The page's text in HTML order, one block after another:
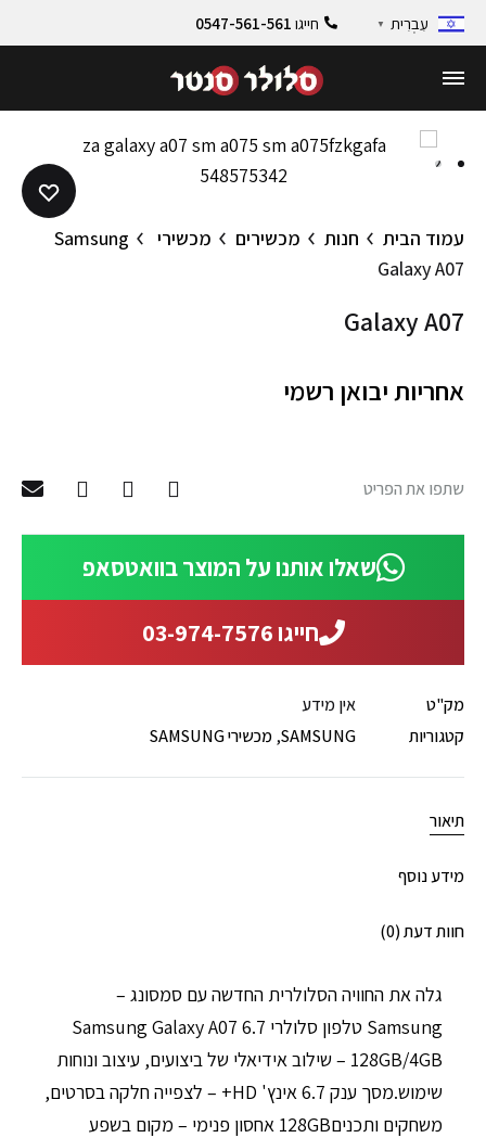
עִבְרִית ▼ חייגו 0547-561-561
1
2
עמוד הבית חנות מכשירים
מכשירי Samsung
Galaxy A07
Galaxy A07
אחריות יבואן רשמי
שתפו את הפריט
שאלו אותנו על המוצר בוואטסאפ
חייגו 03-974-7576
מק"ט
אין מידע
קטגוריות
SAMSUNG
,מכשירי SAMSUNG
תיאור
מידע נוסף
חוות דעת (0)
גלה את החוויה הסלולרית החדשה עם סמסונג –
Samsung טלפון סלולרי 6.7 Samsung Galaxy A07
128GB/4GB – שילוב אידיאלי של ביצועים, עיצוב ונוחות
שימוש.מסך ענק 6.7 אינץ' HD+ – לצפייה חלקה בסרטים,
משחקים ותכנים128GB אחסון פנימי – מקום בשפע